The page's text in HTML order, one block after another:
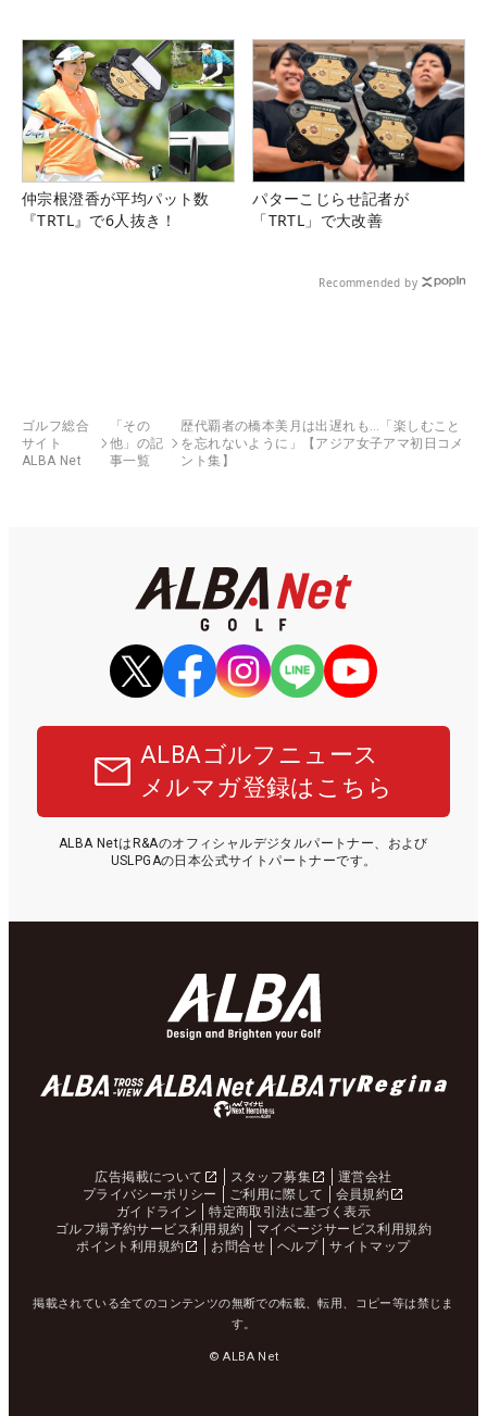
仲宗根澄香が平均パット数
『TRTL』で6人抜き！
パターこじらせ記者が
「TRTL」で大改善
Recommended by
ゴルフ総合
サイト
ALBA Net
「その
他」の記
事一覧
歴代覇者の橋本美月は出遅れも…「楽しむこと
を忘れないように」【アジア女子アマ初日コメ
ント集】
ALBAゴルフニュース
メルマガ登録はこちら
ALBA NetはR&Aのオフィシャルデジタルパートナー、および
USLPGAの日本公式サイトパートナーです。
広告掲載について スタッフ募集
運営会社
プライバシーポリシー
ご利用に際して
会員規約
ガイドライン
特定商取引法に基づく表示
ゴルフ場予約サービス利用規約
マイページサービス利用規約
ポイント利用規約
お問合せ ヘルプ サイトマップ
掲載されている全てのコンテンツの無断での転載、転用、コピー等は禁じま
す。
© ALBA Net